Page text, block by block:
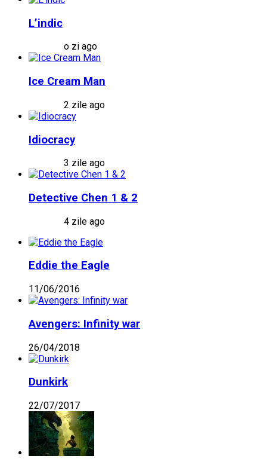
L’indic
o zi ago
Ice Cream Man
2 zile ago
Idiocracy
3 zile ago
Detective Chen 1 & 2
4 zile ago
Eddie the Eagle
11/06/2016
Avengers: Infinity war
26/04/2018
Dunkirk
22/07/2017